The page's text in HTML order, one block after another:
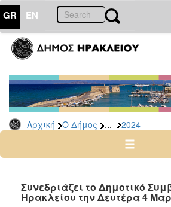
GR EN
Αρχική Ο Δήμος ... 2024
ΔΗΜΟΣ
Δελτία
Τύπου
Αρχείο
2026
2024
2022
Συνεδριάζει το Δημοτικό
Ηρακλείου την Δευτέρα 4